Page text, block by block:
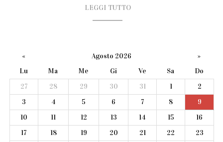
LEGGI TUTTO
« Agosto 2026
»
Lu
Ma Me Gi Ve Sa
Do
27
28 29 30 31 1
2
3
4 5 6 7 8
9
10
11 12 13 14 15
16
17
18 19 20 21 22
23